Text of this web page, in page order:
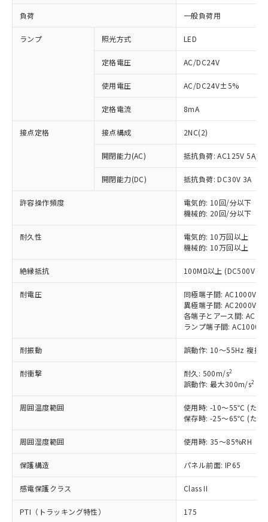
負荷 一般負荷用
ランプ 照光方式 LED
定格電圧 AC/DC24V
使用電圧 AC/DC24V±5%
定格電流 8mA
接点定格 接点構成 2NC(2)
開閉能力(AC) 抵抗負荷: AC125V 5A/
開閉能力(DC) 抵抗負荷: DC30V 3A
許容操作頻度
電気的: 10回/分以下
機械的: 20回/分以下
耐久性
電気的: 10万回以上
機械的: 10万回以上
絶縁抵抗 100MΩ以上 (DC500Vメ
耐電圧
同極端子間: AC1000V
異極端子間: AC2000V
各端子とアース間:
ランプ端子間:
耐振動 誤動作: 10～55Hz 複振
耐衝撃 耐久: 500m/s2
誤動作: 最大300m/s2
周囲温度範囲
使用時: -10～55℃ (ただ
保存時: -25～65℃ (ただ
周囲湿度範囲 使用時: 35～85%RH
保護構造 パネル前面: IP65
感電保護クラス Class II
PTI（トラッキング特性） 175
以下の条件をお読みいただき、同意のうえ
本サービスは、当社制御機器事業取扱
商品の当社在庫状況および標準価格
(税抜)を提供させていただくもので
当社制御機器事業取扱商品の中には、
本サービスの対象外となる商品もある
在庫状況および標準価格照会結果は、
記載している更新日時点での社内デー
タに基づき作成されるものであり、閲
覧された時点での実際の在庫および標
準価格とは異なる場合があることをご
対応済み：EU RoHS指令（10物質）の
非含有に対応した製品が提供可能な商品で
対応予定：EU RoHS指令（10物質）の非含
有に対応した製品に切り替える予定のある
対応予定なし：EU RoHS指令（10物質）の
非含有に非対応の商品で、対応品を出す予
調査・確認中：EU RoHS指令（10物質）の
非含有の対応状況を調査中または確認中の
非該当品：ライセンス料など無形物で、有
害物質有無と関係のない商品です。
仕入先様の事情により、非含有部品として
むを得ず変更することがあります。
*EU RoHS指令（10物質）：
六価クロム(Cr(Ⅵ)) 1000ppm以下、ポリ臭化ビフェニル
「○」：最大均質材料含有率が中国RoHSの
基準値以下であることを示します。
「×」：最大均質材料含有率が中国RoHSの
基準値を超えていることを示します。
「－」：未確認です。当社販売部門へお問
*中国RoHS10物質の基準値 (GB/T26572)：
Pb(鉛) :1000ppm、 Hg(水銀) : 1000ppm、 Cd(カドミウ
ム) : 100ppm、
当社は、これら貴社製品のうち、外国
為替および外国貿易法に定める商品
（以下｢規制貨物等」という）を輸出
または国外への提供する場合は、日本
国政府の輸出許可(または役務取引許
可)を取得するなどの必要な手続きを
記
号